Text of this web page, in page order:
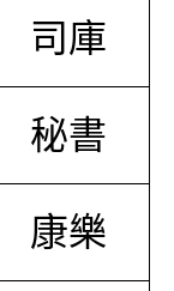
司庫
秘書
康樂